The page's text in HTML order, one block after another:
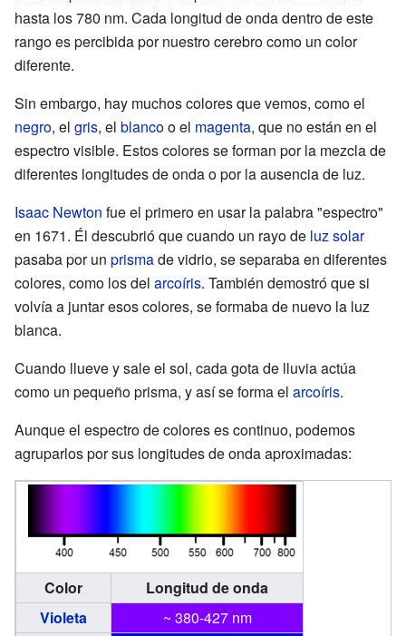
hasta los 780 nm. Cada longitud de onda dentro de este
rango es percibida por nuestro cerebro como un color
diferente.
Sin embargo, hay muchos colores que vemos, como el
negro, el gris, el blancoo el magenta, que no están en el
espectro visible. Estos colores se forman por la mezcla de
diferentes longitudes de onda o por la ausencia de luz.
Isaac Newton fue el primero en usar la palabra "espectro"
en 1671. Él descubrió que cuando un rayo de luz solar
pasaba por un prismade vidrio, se separaba en diferentes
colores, como los del arcoíris. También demostró que si
volvía a juntar esos colores, se formaba de nuevo la luz
blanca.
Cuando llueve y sale el sol, cada gota de lluvia actúa
como un pequeño prisma, y así se forma el arcoíris.
Aunque el espectro de colores es continuo, podemos
agruparlos por sus longitudes de onda aproximadas:
Color
Longitud de onda
Violeta
~ 380-427 nm